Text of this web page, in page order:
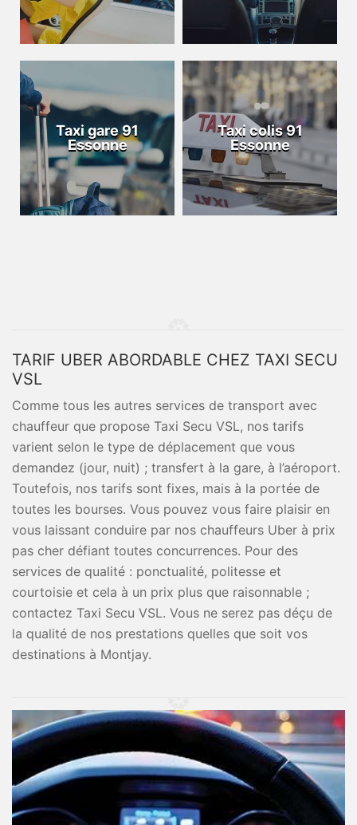
Taxi gare 91
Essonne
Taxi colis 91
Essonne
TARIF UBER ABORDABLE CHEZ TAXI SECU
VSL
Comme tous les autres services de transport avec
chauffeur que propose Taxi Secu VSL, nos tarifs
varient selon le type de déplacement que vous
demandez (jour, nuit) ; transfert à la gare, à l’aéroport.
Toutefois, nos tarifs sont fixes, mais à la portée de
toutes les bourses. Vous pouvez vous faire plaisir en
vous laissant conduire par nos chauffeurs Uber à prix
pas cher défiant toutes concurrences. Pour des
services de qualité : ponctualité, politesse et
courtoisie et cela à un prix plus que raisonnable ;
contactez Taxi Secu VSL. Vous ne serez pas déçu de
la qualité de nos prestations quelles que soit vos
destinations à Montjay.